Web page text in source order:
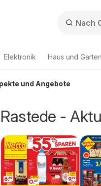
Elektronik Haus und Garten
und Angebote
Rastede -